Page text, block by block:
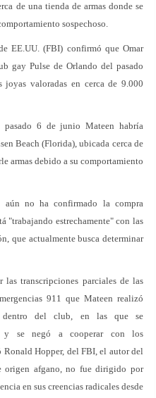
de una tienda de armas donde se
sospechoso.
EE.UU. (FBI) confirmó que Omar
gay Pulse de Orlando del pasado
valoradas en cerca de 9.000
6 de junio Mateen habría
Beach (Florida), ubicada cerca de
armas debido a su comportamiento
no ha confirmado la compra
"trabajando estrechamente" con las
que actualmente busca determinar
transcripciones parciales de las
911 que Mateen realizó
dentro del club, en las que se
y se negó a cooperar con los
Ronald Hopper, del FBI, el autor del
origen afgano, no fue dirigido por
en sus creencias radicales desde